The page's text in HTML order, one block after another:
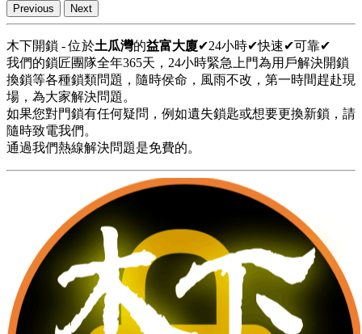
Previous Next
木下開鎖 - 位於土瓜灣的益富大廈✔24小時✔快速✔可靠✔
我們的鎖匠團隊全年365天，24小時緊急上門為用戶解決開鎖
換鎖等各種鎖類問題，隨時侯命，風雨不改，第一時間趕赴現
場，為大家解決問題。
如果您對門鎖有任何疑問，例如遺失鎖匙或想要更換新鎖，請
隨時致電我們。
通過我們熱線解決問題是免費的。